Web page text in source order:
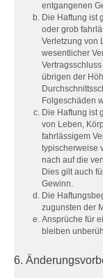
entgangenen
Die Haftung ist
oder grob
Verletzung von
wesentlicher
übrigen der
Folgeschäden
Die Haftung ist
von Leben,
fahrlässigem
typischerweise
nach auf die
Dies gilt auch
Gewinn.
Die
zugunsten der
Ansprüche für
bleiben
6.